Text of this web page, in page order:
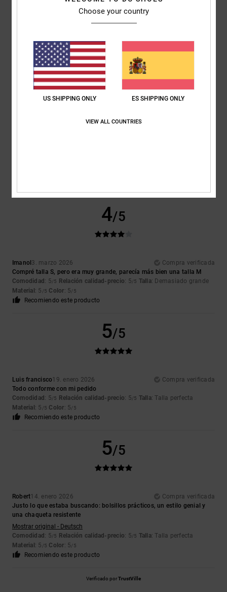
El 100% de nuestros clientes recomiendan este producto
Comodidad
5.0
Relación calidad-precio
Demasiado grande
4/5
Imanol 3. marzo 2026
Compra verificada
Compré talla S, pero era muy grande, parecía más bien una talla M
Comodidad : 5/5 Relación calidad-precio: 5/5 Talla: Demasiado grande
Material : 5 /5 Color: 5/5
Recomiendo este producto
5/5
Luis francisco19. enero 2026
Compra verificada
Todo conforme con mi pedido
Comodidad : 5/5 Relación calidad-precio: 5/5 Talla: Talla perfecta
Material : 5 /5 Color: 5/5
Recomiendo este producto
5/5
Robert14. enero 2026
Compra verificada
Justo lo que estaba buscando: bolsillos prácticos, un estilo genial y
una chaqueta resistente
Mostrar original - Deutsch
Comodidad : 5/5 Relación calidad-precio: 5/5 Talla: Talla perfecta
Material : 5 /5 Color: 5/5
Recomiendo este producto
Verificado porTrustVille
Choose your country
US SHIPPING ONLY ES SHIPPING ONLY
VIEW ALL COUNTRIES